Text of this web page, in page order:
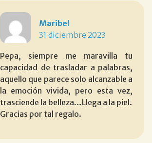
Maribel
31 diciembre 2023
Pepa, siempre me maravilla tu
capacidad de trasladar a palabras,
aquello que parece solo alcanzable a
la emoción vivida, pero esta vez,
trasciende la belleza…Llega a la piel.
Gracias por tal regalo.